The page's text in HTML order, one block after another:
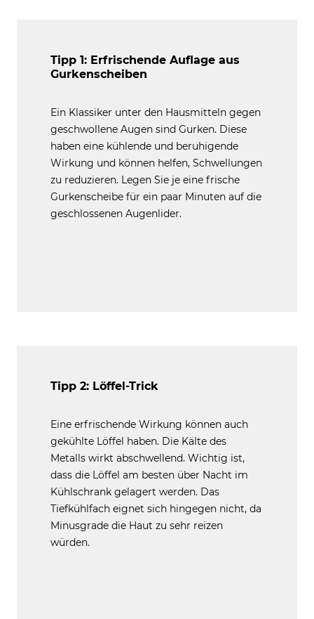
Tipp 1: Erfrischende Auflage aus
Gurkenscheiben
Ein Klassiker unter den Hausmitteln gegen
geschwollene Augen sind Gurken. Diese
haben eine kühlende und beruhigende
Wirkung und können helfen, Schwellungen
zu reduzieren. Legen Sie je eine frische
Gurkenscheibe für ein paar Minuten auf die
geschlossenen Augenlider.
Tipp 2: Löffel-Trick
Eine erfrischende Wirkung können auch
gekühlte Löffel haben. Die Kälte des
Metalls wirkt abschwellend. Wichtig ist,
dass die Löffel am besten über Nacht im
Kühlschrank gelagert werden. Das
Tiefkühlfach eignet sich hingegen nicht, da
Minusgrade die Haut zu sehr reizen
würden.